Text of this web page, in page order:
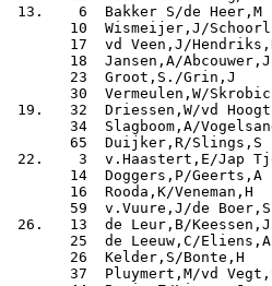
13.    6  Bakker S/de
10  Wismeijer,J/
17  vd Veen,J/
18  Jansen,A/
23  Groot,S./Grin,J
30  Vermeulen,W/
19.   32  Driessen,W/vd
34  Slagboom,A/
65  Duijker,R/Slings,S
22.    3  v.Haastert,E/Jap
14  Doggers,P/Geerts,A
16  Rooda,K/Veneman,H
59  v.Vuure,J/de
26.   13  de Leur,B/
25  de Leeuw,C/
26  Kelder,S/Bonte,H
37  Pluymert,M/vd